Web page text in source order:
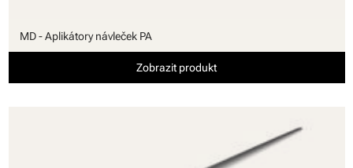
MD - Aplikátory návleček PA
Zobrazit produkt